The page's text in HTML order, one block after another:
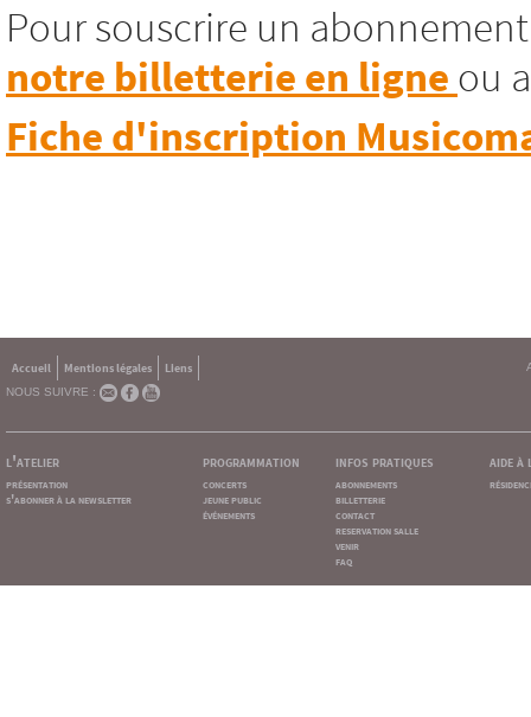
Pour souscrire un
notre billetterie en ligne ou
Fiche d'inscription
Accueil Mentions légales
Liens
NOUS SUIVRE :
l'atelier
présentation
s'abonner à la newsletter
programmation
concerts
jeune public
événements
infos pratiques
abonnements
billetterie
contact
reservation salle
venir
faq
aide